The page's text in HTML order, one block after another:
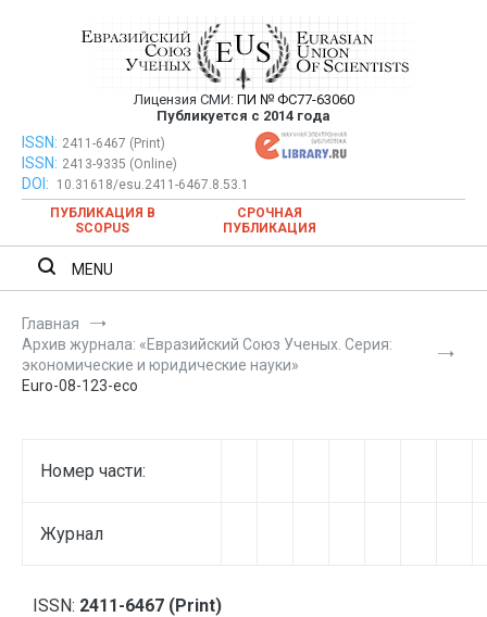
Евразийский Союз Ученых —
публикация научных статей в
ежемесячном научном журнале
Лицензия СМИ: ПИ № ФС77-63060
Публикуется с 2014 года
Евразийский Союз Ученых — публикация научных статей в
ежемесячном научном журнале
ISSN: 2411-6467 (Print)
ISSN: 2413-9335 (Online)
DOI:
10.31618/esu.2411-6467.8.53.1
ПУБЛИКАЦИЯ В
SCOPUS
СРОЧНАЯ
ПУБЛИКАЦИЯ
MENU
Главная
Архив журнала: «Евразийский Союз Ученых. Серия:
экономические и юридические науки»
Euro-08-123-eco
Номер части:
Журнал
ISSN: 2411-6467 (Print)